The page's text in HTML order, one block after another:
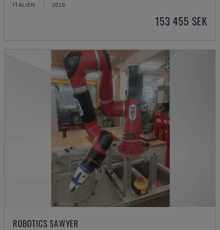
ITALIEN 2016
153 455 SEK
ROBOTICS SAWYER